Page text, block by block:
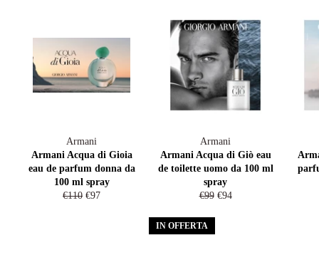
Armani
Armani Acqua di Gioia
eau de parfum donna da
100 ml spray
Prezzo
€110 Prezzo
€97
Armani
Armani Acqua di Giò eau
de toilette uomo da 100 ml
spray
Prezzo
listino
€99 Prezzo
€94
IN OFFERTA